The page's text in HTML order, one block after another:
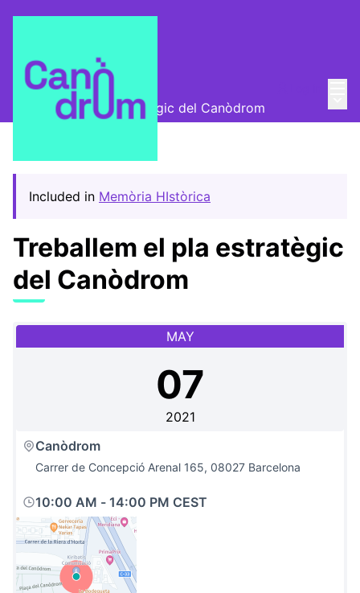
Trobades /
Treballem el pla estratègic del Canòdrom
Included in Memòria HIstòrica
Treballem el pla estratègic
del Canòdrom
MAY
07
2021
Canòdrom
Carrer de Concepció Arenal 165, 08027 Barcelona
10:00 AM - 14:00 PM CEST